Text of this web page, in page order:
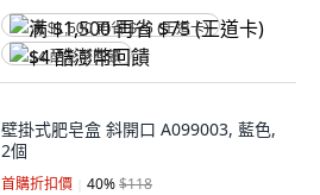
满 $1,500 再省 $75 (王道卡)
$4 酷澎幣回饋
壁掛式肥皂盒 斜開口 A099003, 藍色,
2個
首購折扣價 40%$118